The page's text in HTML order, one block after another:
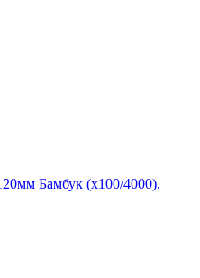
Бамбук (х100/4000),